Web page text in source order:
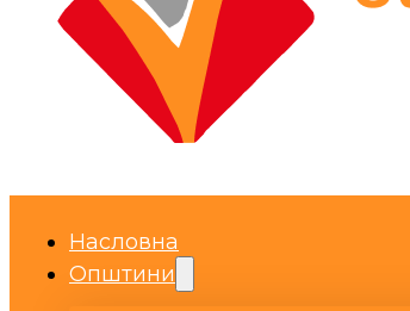
Насловна
Општини